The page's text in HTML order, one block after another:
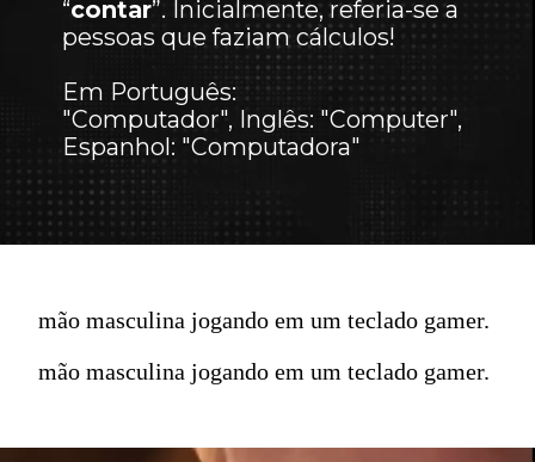
“contar”. Inicialmente, referia-se a
pessoas que faziam cálculos!
Em Português:
"Computador", Inglês: "Computer",
Espanhol: "Computadora"
mão masculina jogando em um teclado gamer.
mão masculina jogando em um teclado gamer.